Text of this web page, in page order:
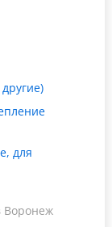
для
Воронеж